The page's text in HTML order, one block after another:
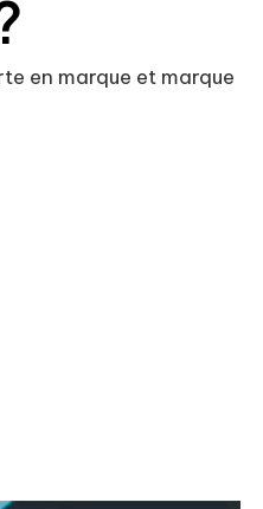
en marque et marque